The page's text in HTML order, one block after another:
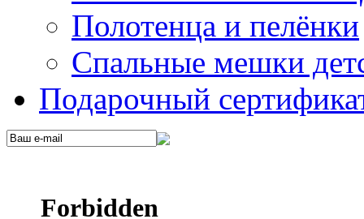
Полотенца и пелёнки
Спальные мешки
Подарочный